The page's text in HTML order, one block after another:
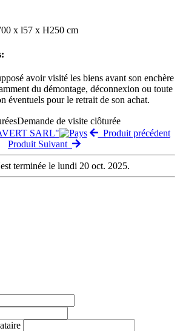
x l57 x H250 cm
avoir visité les biens avant son enchère
du démontage, déconnexion ou toute
éventuels pour le retrait de son achat.
Demande de visite clôturée
SARL"
Produit précédent
Produit Suivant
terminée le lundi 20 oct. 2025.